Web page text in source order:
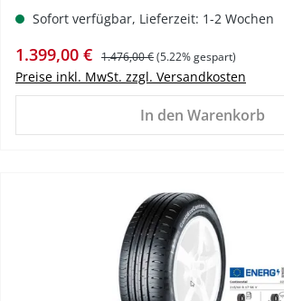
Sofort verfügbar, Lieferzeit: 1-2 Wochen
Verkaufspreis:
1.399,00 € Regulärer Preis:
1.476,00 €(5.22% gespart)
Preise inkl. MwSt. zzgl. Versandkosten
In den Warenkorb